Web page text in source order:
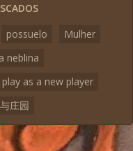
possuelo
Mulher
neblina
as a new player
庄园